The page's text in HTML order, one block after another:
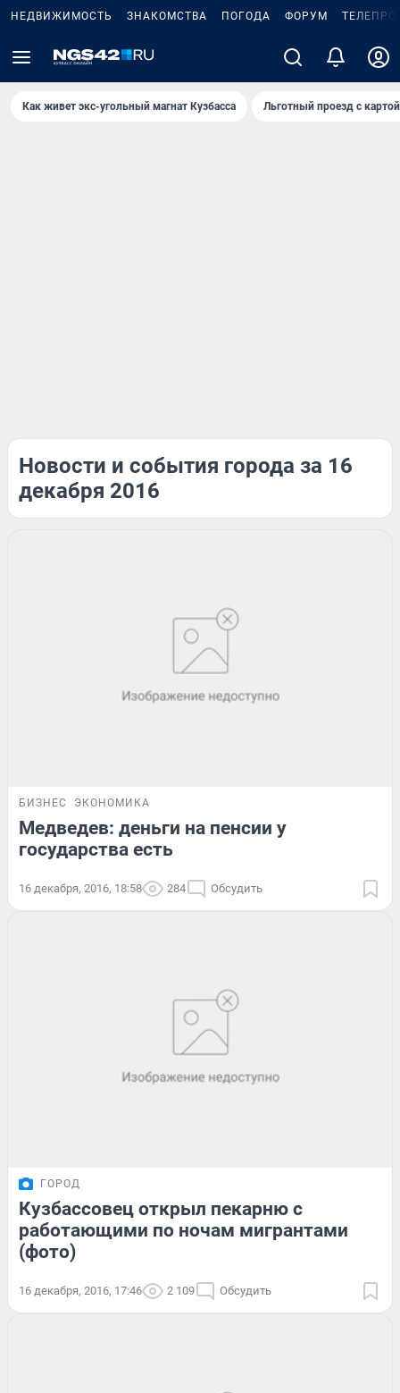
НЕДВИЖИМОСТЬ ЗНАКОМСТВА ПОГОДА ФОРУМ
Как живет экс-угольный магнат Кузбасса Льготный проезд с
Новости и события города за 16
декабря 2016
БИЗНЕС ЭКОНОМИКА
Медведев: деньги на пенсии у
государства есть
16 декабря, 2016, 18:58 284 Обсудить
ГОРОД
Кузбассовец открыл пекарню с
работающими по ночам мигрантами
(фото)
16 декабря, 2016, 17:46 2 109 Обсудить